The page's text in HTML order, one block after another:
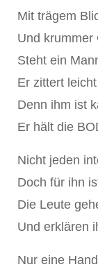
Mit trägem
Und krummer
Steht ein
Er zittert leicht
Denn ihm ist
Er hält die
Nicht jeden
Doch für ihn
Die Leute
Und erklären
Nur eine